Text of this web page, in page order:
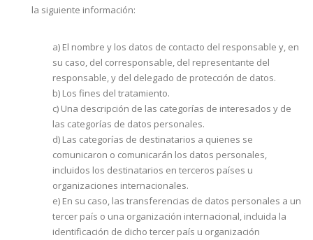
la siguiente información:
a) El nombre y los datos de contacto del responsable y, en
su caso, del corresponsable, del representante del
responsable, y del delegado de protección de datos.
b) Los fines del tratamiento.
c) Una descripción de las categorías de interesados y de
las categorías de datos personales.
d) Las categorías de destinatarios a quienes se
comunicaron o comunicarán los datos personales,
incluidos los destinatarios en terceros países u
organizaciones internacionales.
e) En su caso, las transferencias de datos personales a un
tercer país o una organización internacional, incluida la
identificación de dicho tercer país u organización